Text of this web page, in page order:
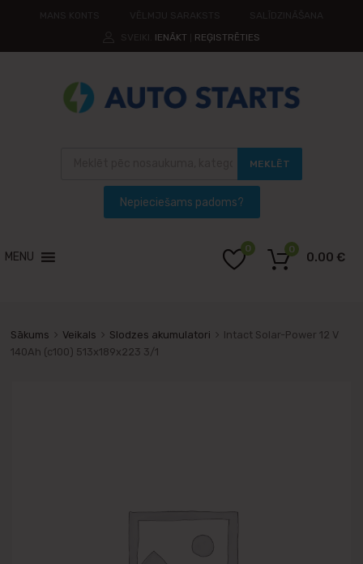
IENĀKT REĢISTRĒTIES
MEKLĒT
MENU
0
0.00 €
0
Sākums Veikals Slodzes akumulatori
Intact Solar-Power 12 V
140Ah (c100) 513x189x223 3/1